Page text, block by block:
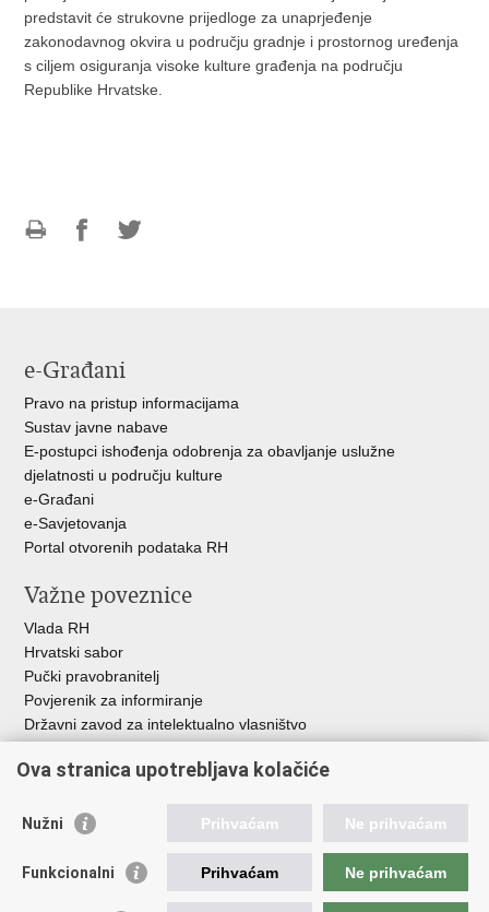
predstavit će strukovne prijedloge za unaprjeđenje
zakonodavnog okvira u području gradnje i prostornog uređenja
s ciljem osiguranja visoke kulture građenja na području
Republike Hrvatske.
e-Građani
Pravo na pristup informacijama
Sustav javne nabave
E-postupci ishođenja odobrenja za obavljanje uslužne
djelatnosti u području kulture
e-Građani
e-Savjetovanja
Portal otvorenih podataka RH
Važne poveznice
Vlada RH
Hrvatski sabor
Pučki pravobranitelj
Povjerenik za informiranje
Državni zavod za intelektualno vlasništvo
HAKOM
Ostale poveznice
Hrvatski audiovizualni centar
Ova stranica upotrebljava kolačiće
Nužni Prihvaćam Ne prihvaćam
Funkcionalni Prihvaćam Ne prihvaćam